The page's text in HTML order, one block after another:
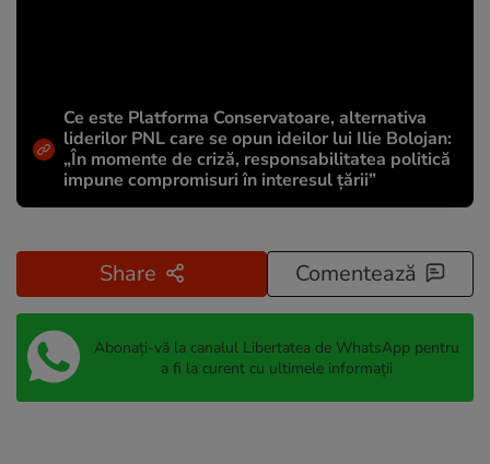
Ce este Platforma Conservatoare, alternativa
liderilor PNL care se opun ideilor lui Ilie Bolojan:
„În momente de criză, responsabilitatea politică
impune compromisuri în interesul țării”
Share Comentează
Abonați-vă la canalul Libertatea de WhatsApp pentru
a fi la curent cu ultimele informații